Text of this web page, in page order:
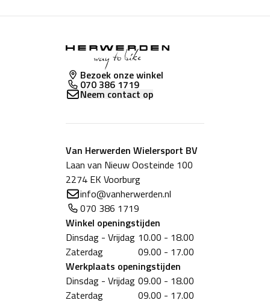
Bezoek onze winkel
070 386 1719
Neem contact op
Van Herwerden Wielersport BV
Laan van Nieuw Oosteinde 100
2274 EK Voorburg
info@vanherwerden.nl
070 386 1719
Winkel openingstijden
Dinsdag - Vrijdag 10.00 - 18.00
Zaterdag
09.00 - 17.00
Werkplaats openingstijden
Dinsdag - Vrijdag 09.00 - 18.00
Zaterdag
09.00 - 17.00